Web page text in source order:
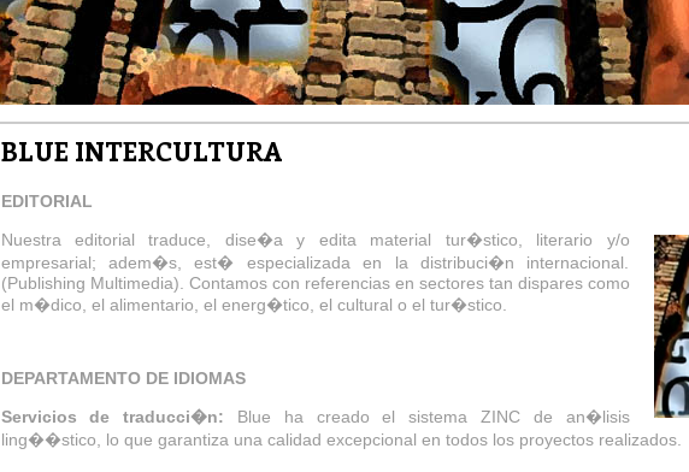
BLUE INTERCULTURA
EDITORIAL
Nuestra editorial traduce, dise�a y edita material tur�stico, literario y/o
empresarial; adem�s, est� especializada en la distribuci�n internacional.
(Publishing Multimedia). Contamos con referencias en sectores tan dispares como
el m�dico, el alimentario, el energ�tico, el cultural o el tur�stico.
DEPARTAMENTO DE IDIOMAS
Servicios de traducci�n: Blue ha creado el sistema ZINC de an�lisis
ling��stico, lo que garantiza una calidad excepcional en todos los proyectos realizados.